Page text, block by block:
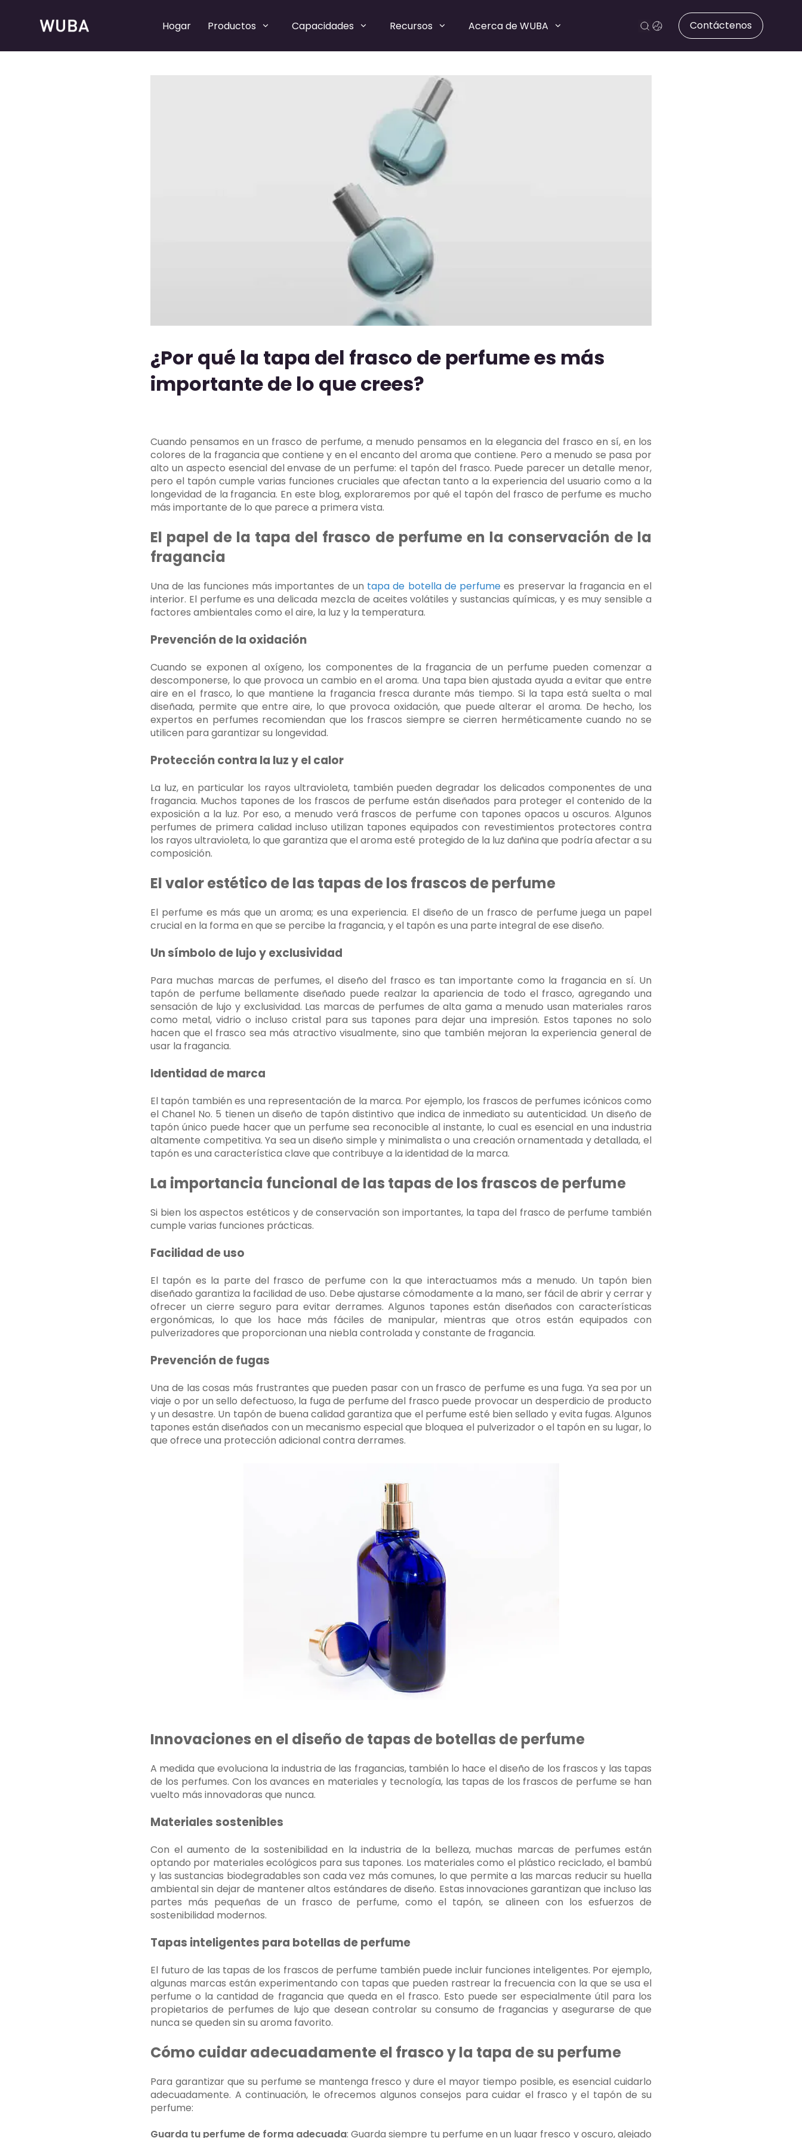
Hogar Productos Capacidades Recursos Acerca de WUBA Contáctenos
¿Por qué la tapa del frasco de perfume es más
importante de lo que crees?
Cuando pensamos en un frasco de perfume, a menudo pensamos en la elegancia del frasco en sí, en los
colores de la fragancia que contiene y en el encanto del aroma que contiene. Pero a menudo se pasa por
alto un aspecto esencial del envase de un perfume: el tapón del frasco. Puede parecer un detalle menor,
pero el tapón cumple varias funciones cruciales que afectan tanto a la experiencia del usuario como a la
longevidad de la fragancia. En este blog, exploraremos por qué el tapón del frasco de perfume es mucho
más importante de lo que parece a primera vista.
El papel de la tapa del frasco de perfume en la conservación de la
fragancia
Una de las funciones más importantes de un tapa de botella de perfume es preservar la fragancia en el
interior. El perfume es una delicada mezcla de aceites volátiles y sustancias químicas, y es muy sensible a
factores ambientales como el aire, la luz y la temperatura.
Prevención de la oxidación
Cuando se exponen al oxígeno, los componentes de la fragancia de un perfume pueden comenzar a
descomponerse, lo que provoca un cambio en el aroma. Una tapa bien ajustada ayuda a evitar que entre
aire en el frasco, lo que mantiene la fragancia fresca durante más tiempo. Si la tapa está suelta o mal
diseñada, permite que entre aire, lo que provoca oxidación, que puede alterar el aroma. De hecho, los
expertos en perfumes recomiendan que los frascos siempre se cierren herméticamente cuando no se
utilicen para garantizar su longevidad.
Protección contra la luz y el calor
La luz, en particular los rayos ultravioleta, también pueden degradar los delicados componentes de una
fragancia. Muchos tapones de los frascos de perfume están diseñados para proteger el contenido de la
exposición a la luz. Por eso, a menudo verá frascos de perfume con tapones opacos u oscuros. Algunos
perfumes de primera calidad incluso utilizan tapones equipados con revestimientos protectores contra
los rayos ultravioleta, lo que garantiza que el aroma esté protegido de la luz dañina que podría afectar a su
composición.
El valor estético de las tapas de los frascos de perfume
El perfume es más que un aroma; es una experiencia. El diseño de un frasco de perfume juega un papel
crucial en la forma en que se percibe la fragancia, y el tapón es una parte integral de ese diseño.
Un símbolo de lujo y exclusividad
Para muchas marcas de perfumes, el diseño del frasco es tan importante como la fragancia en sí. Un
tapón de perfume bellamente diseñado puede realzar la apariencia de todo el frasco, agregando una
sensación de lujo y exclusividad. Las marcas de perfumes de alta gama a menudo usan materiales raros
como metal, vidrio o incluso cristal para sus tapones para dejar una impresión. Estos tapones no solo
hacen que el frasco sea más atractivo visualmente, sino que también mejoran la experiencia general de
usar la fragancia.
Identidad de marca
El tapón también es una representación de la marca. Por ejemplo, los frascos de perfumes icónicos como
el Chanel No. 5 tienen un diseño de tapón distintivo que indica de inmediato su autenticidad. Un diseño de
tapón único puede hacer que un perfume sea reconocible al instante, lo cual es esencial en una industria
altamente competitiva. Ya sea un diseño simple y minimalista o una creación ornamentada y detallada, el
tapón es una característica clave que contribuye a la identidad de la marca.
La importancia funcional de las tapas de los frascos de perfume
Si bien los aspectos estéticos y de conservación son importantes, la tapa del frasco de perfume también
cumple varias funciones prácticas.
Facilidad de uso
El tapón es la parte del frasco de perfume con la que interactuamos más a menudo. Un tapón bien
diseñado garantiza la facilidad de uso. Debe ajustarse cómodamente a la mano, ser fácil de abrir y cerrar y
ofrecer un cierre seguro para evitar derrames. Algunos tapones están diseñados con características
ergonómicas, lo que los hace más fáciles de manipular, mientras que otros están equipados con
pulverizadores que proporcionan una niebla controlada y constante de fragancia.
Prevención de fugas
Una de las cosas más frustrantes que pueden pasar con un frasco de perfume es una fuga. Ya sea por un
viaje o por un sello defectuoso, la fuga de perfume del frasco puede provocar un desperdicio de producto
y un desastre. Un tapón de buena calidad garantiza que el perfume esté bien sellado y evita fugas. Algunos
tapones están diseñados con un mecanismo especial que bloquea el pulverizador o el tapón en su lugar, lo
que ofrece una protección adicional contra derrames.
Innovaciones en el diseño de tapas de botellas de perfume
A medida que evoluciona la industria de las fragancias, también lo hace el diseño de los frascos y las tapas
de los perfumes. Con los avances en materiales y tecnología, las tapas de los frascos de perfume se han
vuelto más innovadoras que nunca.
Materiales sostenibles
Con el aumento de la sostenibilidad en la industria de la belleza, muchas marcas de perfumes están
optando por materiales ecológicos para sus tapones. Los materiales como el plástico reciclado, el bambú
y las sustancias biodegradables son cada vez más comunes, lo que permite a las marcas reducir su huella
ambiental sin dejar de mantener altos estándares de diseño. Estas innovaciones garantizan que incluso las
partes más pequeñas de un frasco de perfume, como el tapón, se alineen con los esfuerzos de
sostenibilidad modernos.
Tapas inteligentes para botellas de perfume
El futuro de las tapas de los frascos de perfume también puede incluir funciones inteligentes. Por ejemplo,
algunas marcas están experimentando con tapas que pueden rastrear la frecuencia con la que se usa el
perfume o la cantidad de fragancia que queda en el frasco. Esto puede ser especialmente útil para los
propietarios de perfumes de lujo que desean controlar su consumo de fragancias y asegurarse de que
nunca se queden sin su aroma favorito.
Cómo cuidar adecuadamente el frasco y la tapa de su perfume
Para garantizar que su perfume se mantenga fresco y dure el mayor tiempo posible, es esencial cuidarlo
adecuadamente. A continuación, le ofrecemos algunos consejos para cuidar el frasco y el tapón de su
perfume:
Guarda tu perfume de forma adecuada: Guarda siempre tu perfume en un lugar fresco y oscuro, alejado